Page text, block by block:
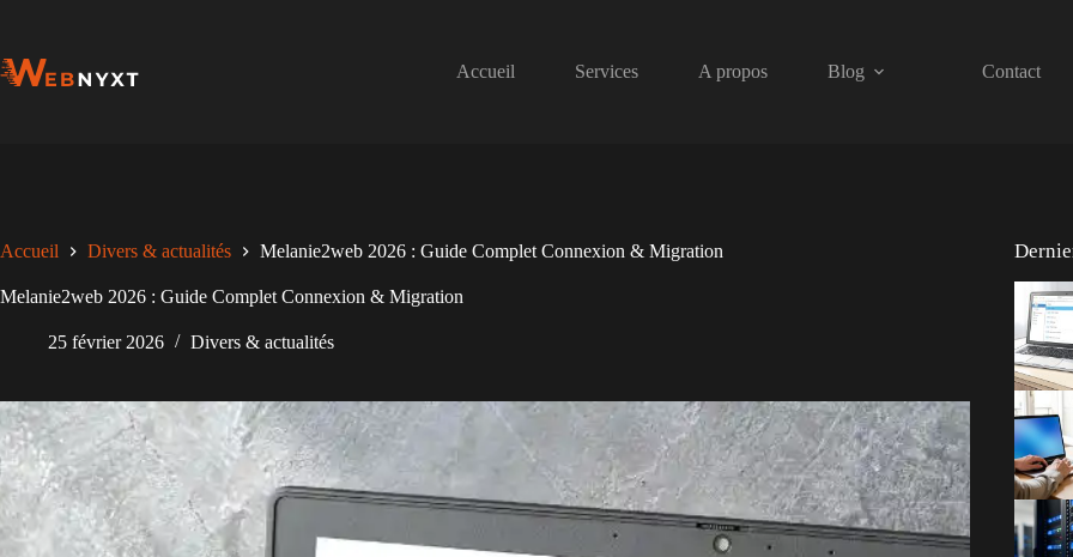
Accueil
Services A propos Blog Contact
Accueil Divers & actualités Melanie2web 2026 : Guide Complet Connexion & Migration
Melanie2web 2026 : Guide Complet Connexion & Migration
25 février 2026 Divers & actualités